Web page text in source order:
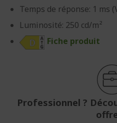
Temps de réponse: 1 ms
Luminosité: 250 cd/m²
Fiche produit
Professionnel ?